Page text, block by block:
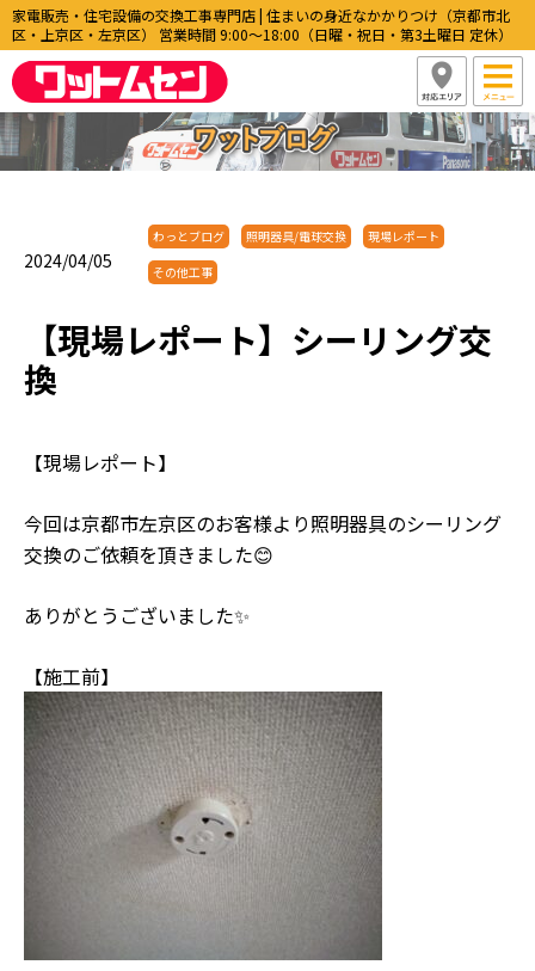
家電販売・住宅設備の交換工事専門店 | 住まいの身近なかかりつけ（京都市北
区・上京区・左京区） 営業時間 9:00〜18:00（日曜・祝日・第3土曜日 定休）
2024/04/05
わっとブログ 照明器具/電球交換
現場レポート
その他工事
【現場レポート】シーリング交
換
【現場レポート】
今回は京都市左京区のお客様より照明器具のシーリング
交換のご依頼を頂きました😊
ありがとうございました✨
【施工前】